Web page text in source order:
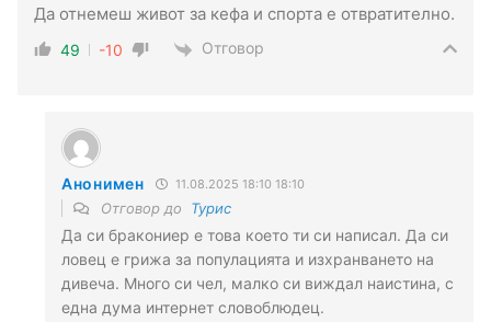
Да отнемеш живот за кефа и спорта е отвратително.
49 -10 Отговор
Анонимен 11.08.2025 18:10 18:10
Отговор до Турис
Да си бракониер е това което ти си написал. Да си
ловец е грижа за популацията и изхранването на
дивеча. Много си чел, малко си виждал наистина, с
еднa дума интернет словоблюдец.